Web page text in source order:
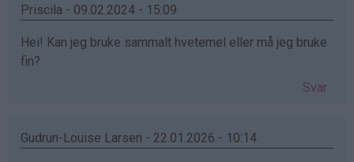
Priscila - 09.02.2024 - 15:09
Hei! Kan jeg bruke sammalt hvetemel eller må jeg bruke
fin?
Svar
Gudrun-Louise Larsen - 22.01.2026 - 10:14